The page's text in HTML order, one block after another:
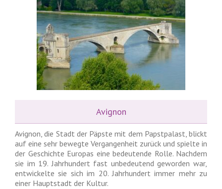
Avignon
Avignon, die Stadt der Päpste mit dem Papstpalast, blickt
auf eine sehr bewegte Vergangenheit zurück und spielte in
der Geschichte Europas eine bedeutende Rolle. Nachdem
sie im 19. Jahrhundert fast unbedeutend geworden war,
entwickelte sie sich im 20. Jahrhundert immer mehr zu
einer Hauptstadt der Kultur.